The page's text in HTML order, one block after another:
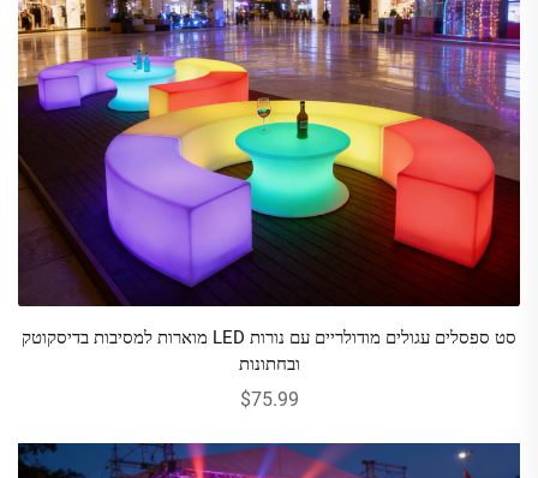
סט ספסלים עגולים מודולריים עם נורות LED מוארות למסיבות בדיסקוטק
ובחתונות
$75.99